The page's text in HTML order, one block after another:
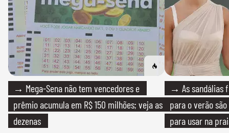
→ Mega-Sena não tem vencedores e
prêmio acumula em R$ 150 milhões; veja as
dezenas
→ As sandálias
para o verão
para usar na